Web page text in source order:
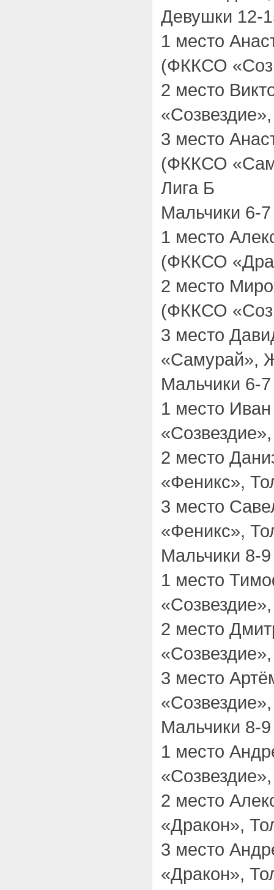
Девушки 12-
1 место
(ФККСО
2 место
3 место
(ФККСО
Лига Б
Мальчики 6-7
1 место
(ФККСО
2 место
(ФККСО
3 место
«Самурай»,
Мальчики 6-7
1 место
2 место
«Феникс»,
3 место
«Феникс»,
Мальчики 8-9
1 место
2 место
3 место
Мальчики 8-9
1 место
2 место
«Дракон»,
3 место
«Дракон»,